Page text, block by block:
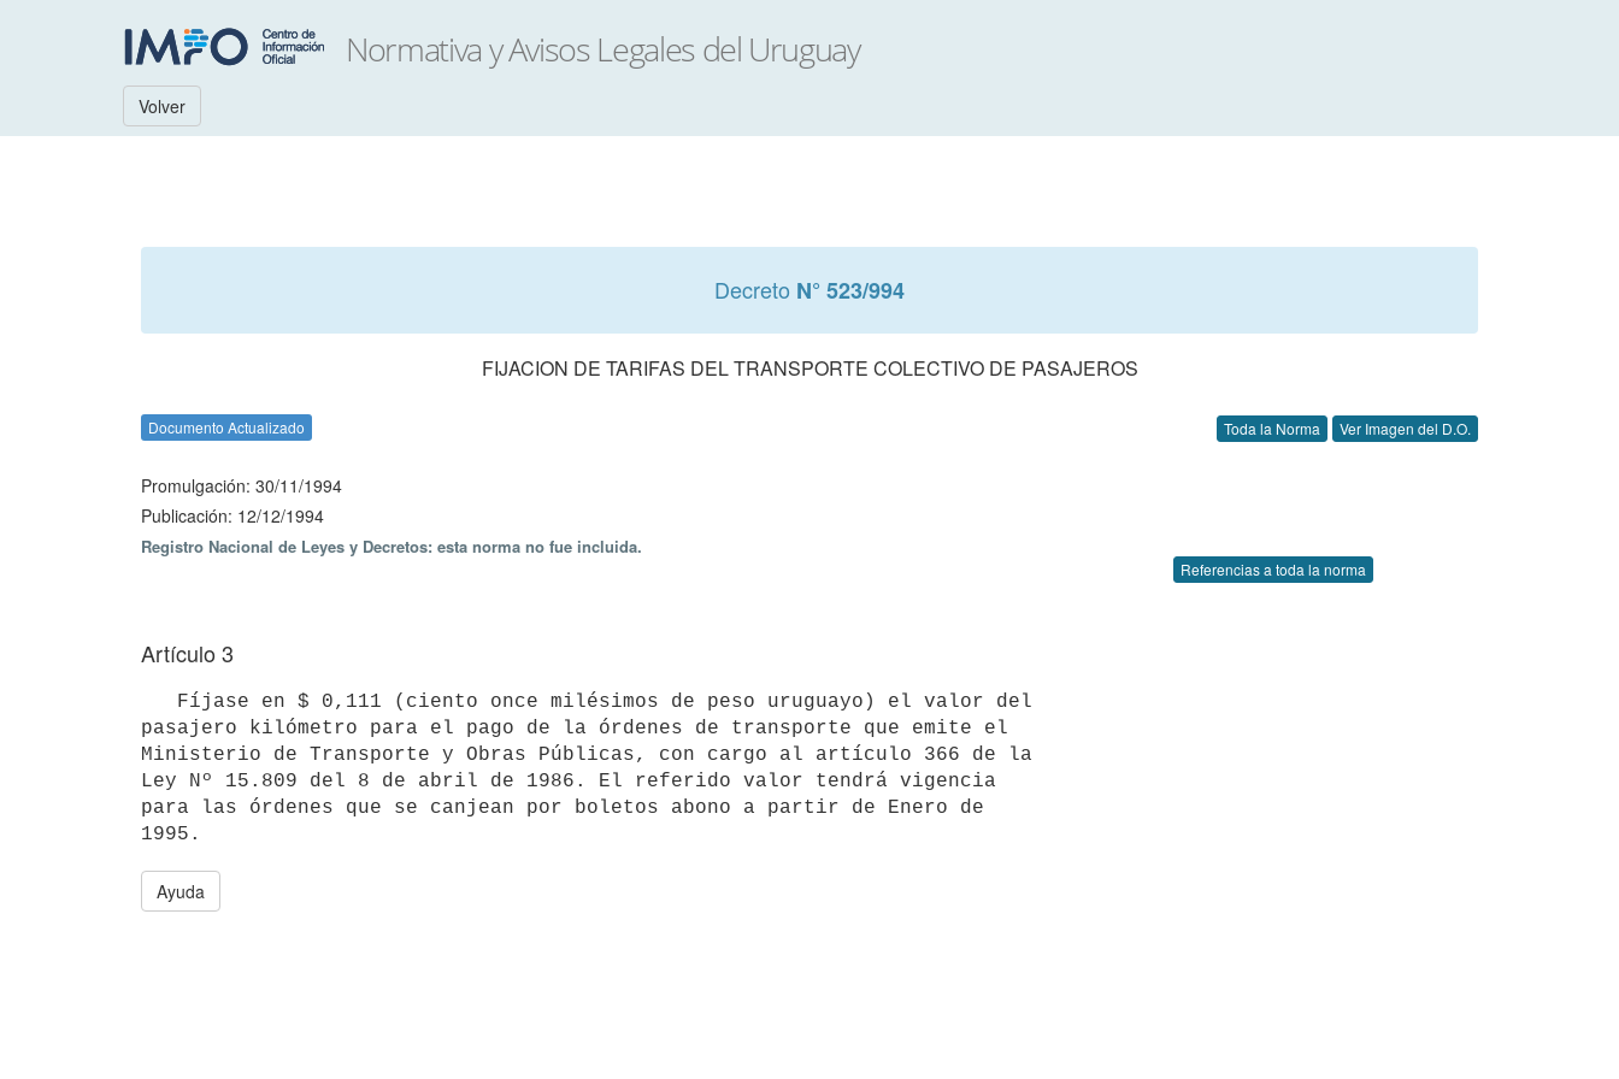
Volver
Decreto N° 523/994
FIJACION DE TARIFAS DEL TRANSPORTE COLECTIVO DE PASAJEROS
Documento Actualizado Toda la Norma Ver Imagen del D.O.
Promulgación: 30/11/1994
Publicación: 12/12/1994
Registro Nacional de Leyes y Decretos: esta norma no fue incluida.
Referencias a toda la norma
Artículo 3
pasajero kilómetro para el pago de la órdenes de transporte que emite el
Ministerio de Transporte y Obras Públicas, con cargo al artículo 366 de la
Ley Nº 15.809 del 8 de abril de 1986. El referido valor tendrá vigencia
para las órdenes que se canjean por boletos abono a partir de Enero de
Ayuda